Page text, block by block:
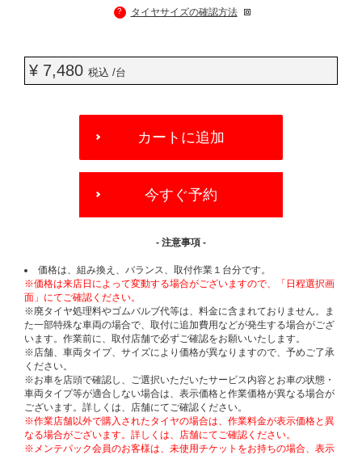
? タイヤサイズの確認方法
¥ 7,480 税込 /台
OPTIONS
カートに追加
今すぐ予約
- 注意事項 -
価格は、組み換え、バランス、取付作業１台分です。
※価格は来店日によって変動する場合がございますので、「日程選択画
面」にてご確認ください。
※廃タイヤ処理料やゴムバルブ代等は、料金に含まれておりません。ま
た一部特殊な車両の場合で、取付に追加費用などが発生する場合がござ
います。作業前に、取付店舗で必ずご確認をお願いいたします。
※店舗、車両タイプ、サイズにより価格が異なりますので、予めご了承
ください。
※お車を店頭で確認し、ご選択いただいたサービス内容とお車の状態・
車両タイプ等が適合しない場合は、表示価格と作業価格が異なる場合が
ございます。詳しくは、店舗にてご確認ください。
※作業店舗以外で購入されたタイヤの場合は、作業料金が表示価格と異
なる場合がございます。詳しくは、店舗にてご確認ください。
※メンテパック会員のお客様は、未使用チケットをお持ちの場合、表示